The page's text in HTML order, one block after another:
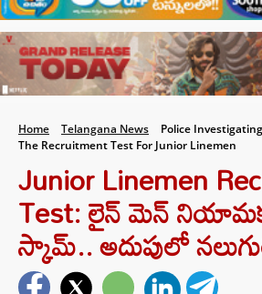
Home Telangana News
Police
The Recruitment Test For Junior Linemen
Junior Linemen
Test: లైన్‌ మెన్‌
స్కామ్‌.. అదుపులో